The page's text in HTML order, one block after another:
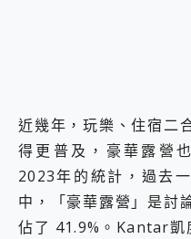
近幾年，玩樂、住宿二
得更普及，豪華露營
2023年的統計，過去
中，「豪華露營」是討
佔了 41.9%。Kantar